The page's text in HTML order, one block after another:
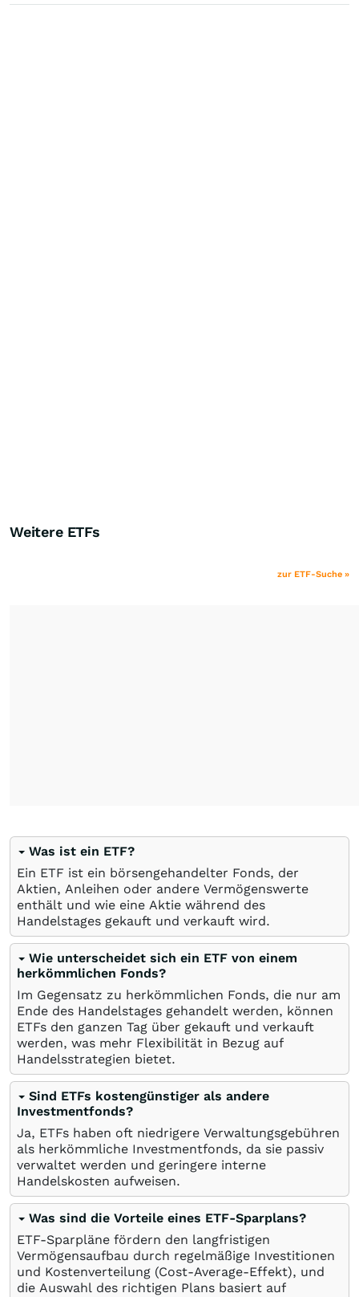
Weitere ETFs
zur ETF-Suche »
Was ist ein ETF?
Ein ETF ist ein börsengehandelter Fonds, der
Aktien, Anleihen oder andere Vermögenswerte
enthält und wie eine Aktie während des
Handelstages gekauft und verkauft wird.
Wie unterscheidet sich ein ETF von einem
herkömmlichen Fonds?
Im Gegensatz zu herkömmlichen Fonds, die nur am
Ende des Handelstages gehandelt werden, können
ETFs den ganzen Tag über gekauft und verkauft
werden, was mehr Flexibilität in Bezug auf
Handelsstrategien bietet.
Sind ETFs kostengünstiger als andere
Investmentfonds?
Ja, ETFs haben oft niedrigere Verwaltungsgebühren
als herkömmliche Investmentfonds, da sie passiv
verwaltet werden und geringere interne
Handelskosten aufweisen.
Was sind die Vorteile eines ETF-Sparplans?
ETF-Sparpläne fördern den langfristigen
Vermögensaufbau durch regelmäßige Investitionen
und Kostenverteilung (Cost-Average-Effekt), und
die Auswahl des richtigen Plans basiert auf